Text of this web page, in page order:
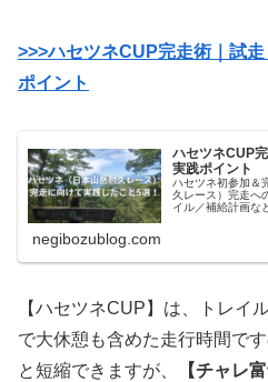
>>>ハセツネCUP完走術｜試
ポイント
ハセツネCUP
実践ポイント
ハセツネ初参加＆
久レース）完走へ
イル／補給計画な
negibozublog.com
【ハセツネCUP】は、トレイ
で大休憩も含めた走行時間で
と短縮できますが、
【チャレ